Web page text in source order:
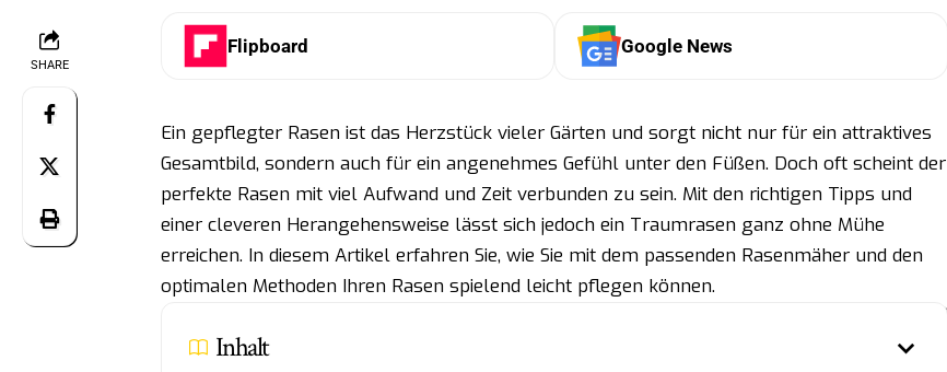
SHARE
Flipboard Google News
Ein gepflegter Rasen ist das Herzstück vieler Gärten und sorgt nicht nur für ein attraktives
Gesamtbild, sondern auch für ein angenehmes Gefühl unter den Füßen. Doch oft scheint der
perfekte Rasen mit viel Aufwand und Zeit verbunden zu sein. Mit den richtigen Tipps und
einer cleveren Herangehensweise lässt sich jedoch ein Traumrasen ganz ohne Mühe
erreichen. In diesem Artikel erfahren Sie, wie Sie mit dem passenden Rasenmäher und den
optimalen Methoden Ihren Rasen spielend leicht pflegen können.
Inhalt